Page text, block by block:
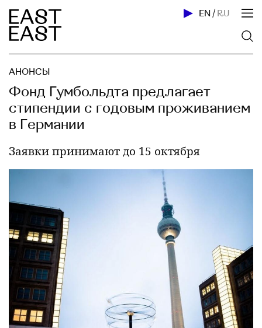
EN / RU
АНОНСЫ
Фонд Гумбольдта предлагает
стипендии с годовым проживанием
в Германии
Заявки принимают до 15 октября